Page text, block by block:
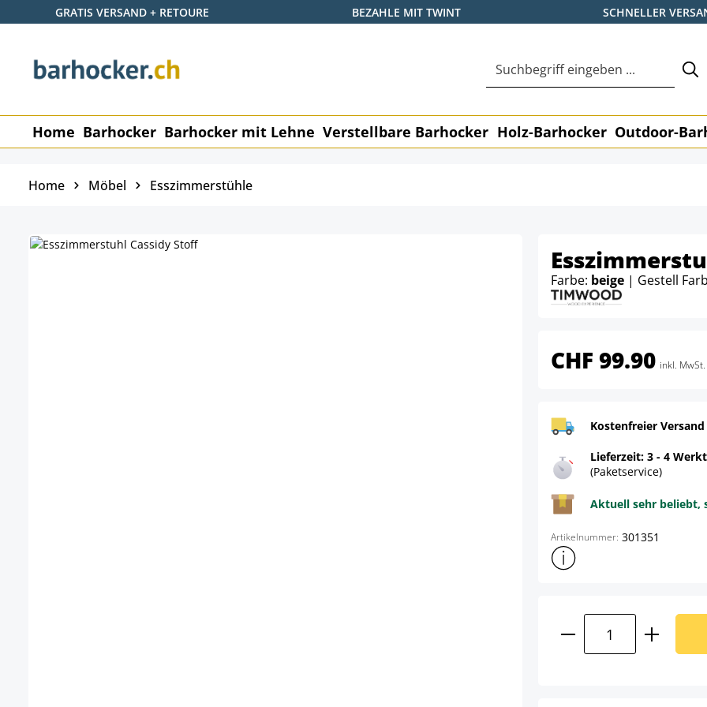
Hauptinhalt springen
Zur Suche springen
Zur Hauptnavigation springen
GRATIS VERSAND + RETOURE BEZAHLE MIT TWINT SCHNELLER
Home Barhocker Barhocker mit Lehne Verstellbare Barhocker Holz-Barhocker Outdoor-
Home Möbel Esszimmerstühle
Farbe: beige | Gestell
CHF 99.90 inkl. MwSt.
Kostenfreier
Lieferzeit: 3 - 4
(Paketservice)
Aktuell sehr beliebt,
Artikelnummer: 301351
Weitere
Produkt Anzahl: